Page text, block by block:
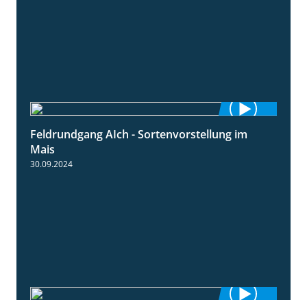
11:24
Feldrundgang AIch - Sortenvorstellung im
Mais
30.09.2024